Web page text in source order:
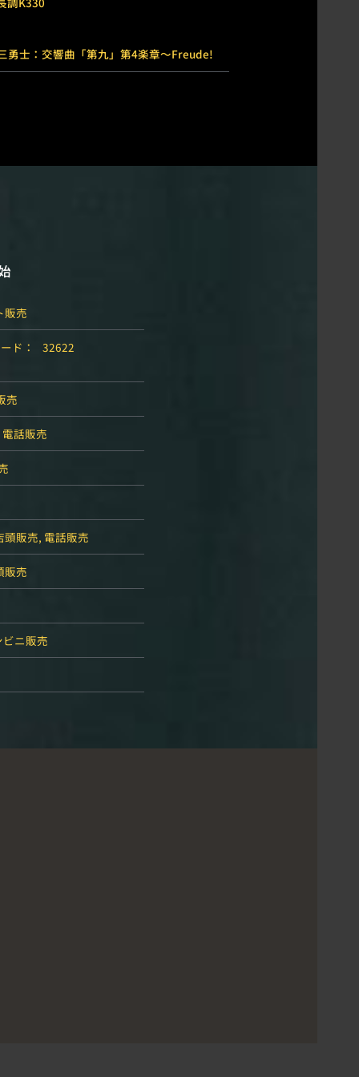
勇士：交響曲「第九」第4楽章〜Freude!
販売
ド： 32622
売
電話販売
頭販売, 電話販売
販売
ビニ販売